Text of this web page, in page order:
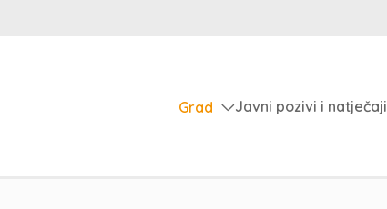
Grad Javni pozivi i natječaji